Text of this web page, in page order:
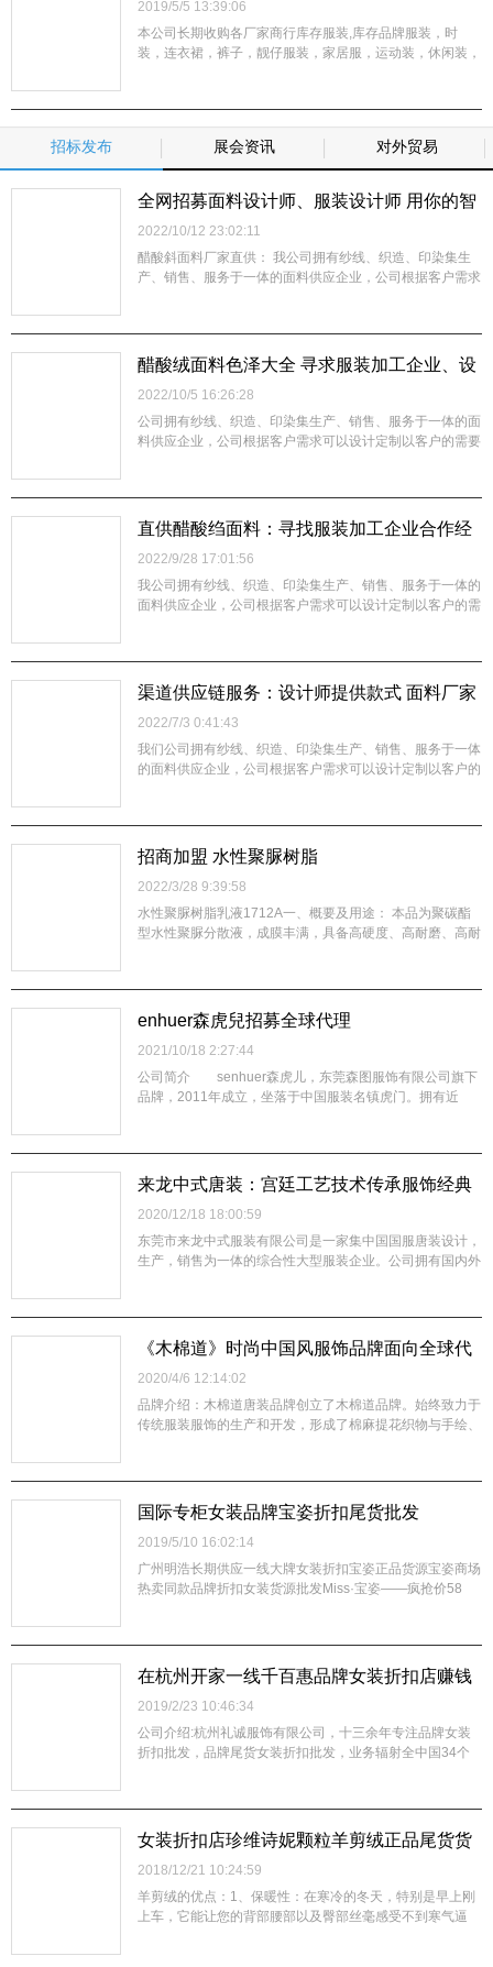
2019/5/5 13:39:06
本公司长期收购各厂家商行库存服装,库存品牌服装，时
装，连衣裙，裤子，靓仔服装，家居服，运动装，休闲装，
户的来电，并以最快的方式上门看货定价，以最合理的价钱
招标发布 展会资讯 对外贸易
全网招募面料设计师、服装设计师 用你的智
慧撬动疲软的服装企业
2022/10/12 23:02:11
醋酸斜面料厂家直供： 我公司拥有纱线、织造、印染集生
产、销售、服务于一体的面料供应企业，公司根据客户需求
产品，合理的价格，稳定供应客户，使客户放心，增强企业
竞争力，是本公司的经营宗旨。您...
醋酸绒面料色泽大全 寻求服装加工企业、设
计师深度合作，需要进一步了解手感如何- 留
言获取布板
2022/10/5 16:26:28
公司拥有纱线、织造、印染集生产、销售、服务于一体的面
料供应企业，公司根据客户需求可以设计定制以客户的需要
应客户，使客户放心，增强企业竞争力，是本公司的经营宗
旨。您的满意是我们的追求，欢迎来电...
直供醋酸绉面料：寻找服装加工企业合作经
营
2022/9/28 17:01:56
我公司拥有纱线、织造、印染集生产、销售、服务于一体的
面料供应企业，公司根据客户需求可以设计定制以客户的需
供应客户，使客户放心，增强企业竞争力，是本公司的经营
宗旨。您的满意是我们的追求，欢迎来...
渠道供应链服务：设计师提供款式 面料厂家
一体化服务
2022/7/3 0:41:43
我们公司拥有纱线、织造、印染集生产、销售、服务于一体
的面料供应企业，公司根据客户需求可以设计定制以客户的
定供应客户，使客户放心，增强企业竞争力，是本公司的经
营宗旨。您的满意是我们的追求，欢迎...
招商加盟 水性聚脲树脂
2022/3/28 9:39:58
水性聚脲树脂乳液1712A一、概要及用途： 本品为聚碳酯
型水性聚脲分散液，成膜丰满，具备高硬度、高耐磨、高耐
好，使用寿命长。可直接应用于印花、转移涂层，加 5%异
氰酸酯固化剂可用于塑...
enhuer森虎兒招募全球代理
2021/10/18 2:27:44
公司简介 senhuer森虎儿，东莞森图服饰有限公司旗下
品牌，2011年成立，坐落于中国服装名镇虎门。拥有近
省会城市，终端店铺1000余间，深受广大终端客户及孩子
家长的喜爱。 ...
来龙中式唐装：宫廷工艺技术传承服饰经典
文化面向全球招募合作伙伴
2020/12/18 18:00:59
东莞市来龙中式服装有限公司是一家集中国国服唐装设计，
生产，销售为一体的综合性大型服装企业。公司拥有国内外
扬光大。 来龙公司拥有多个设计专利，并在每年不断创
新。将传统的唐装融入现代的设计理...
《木棉道》时尚中国风服饰品牌面向全球代
理加盟
2020/4/6 12:14:02
品牌介绍：木棉道唐装品牌创立了木棉道品牌。始终致力于
传统服装服饰的生产和开发，形成了棉麻提花织物与手绘、
的特色，坚守着中国服饰的传统，坚守着一贯使用的天然棉
麻面料的基本原则。经过二十年不断的...
国际专柜女装品牌宝姿折扣尾货批发
2019/5/10 16:02:14
广州明浩长期供应一线大牌女装折扣宝姿正品货源宝姿商场
热卖同款品牌折扣女装货源批发Miss·宝姿——疯抢价58
品，面料舒适广州明浩品牌折扣女装公司主营香港、深圳、
广州、上海、杭州等高档品牌女装尾...
在杭州开家一线千百惠品牌女装折扣店赚钱
吗
2019/2/23 10:46:34
公司介绍:杭州礼诚服饰有限公司，十三余年专注品牌女装
折扣批发，品牌尾货女装折扣批发，业务辐射全中国34个
海、深圳、香港、广州、武汉等一二线品牌服装公司库存尾
货资源并联手合作。货源长期稳定是国内...
女装折扣店珍维诗妮颗粒羊剪绒正品尾货货
源
2018/12/21 10:24:59
羊剪绒的优点：1、保暖性：在寒冷的冬天，特别是早上刚
上车，它能让您的背部腰部以及臀部丝毫感受不到寒气逼